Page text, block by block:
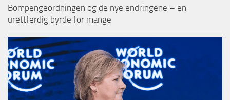
Bompengeordningen og de nye endringene – en
urettferdig byrde for mange